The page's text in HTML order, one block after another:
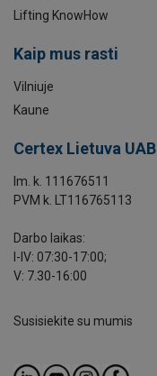
Lifting KnowHow
Kaip mus rasti
Vilniuje
Kaune
Certex Lietuva UAB
Im. k. 111676511
PVM k. LT116765113
Darbo laikas:
I-IV: 07:30-17:00;
V: 7.30-16:00
Susisiekite su mumis